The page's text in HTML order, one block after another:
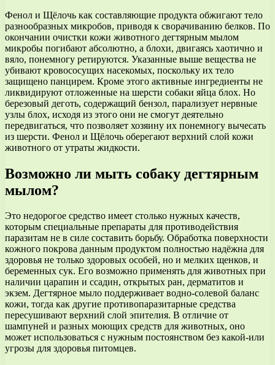
Фенол и Щёлочь как составляющие продукта обжигают тело
разнообразных микробов, приводя к сворачиванию белков. По
окончании очистки кожи животного дегтярным мылом
микробы погибают абсолютно, а блохи, двигаясь хаотично и
вяло, понемногу ретируются. Указанные выше вещества не
убивают кровососущих насекомых, поскольку их тело
защищено панцирем. Кроме этого активные ингредиенты не
ликвидируют отложенные на шерсти собаки яйца блох. Но
березовый деготь, содержащий бензол, парализует нервные
узлы блох, исходя из этого они не смогут деятельно
передвигаться, что позволяет хозяину их понемногу вычесать
из шерсти. Фенол и Щёлочь оберегают верхний слой кожи
животного от утраты жидкости.
Возможно ли мыть собаку дегтярным
мылом?
Это недорогое средство имеет столько нужных качеств,
которым специальные препараты для противодействия
паразитам не в силе составить борьбу. Обработка поверхности
кожного покрова данным продуктом полностью надёжна для
здоровья не только здоровых особей, но и мелких щенков, и
беременных сук. Его возможно применять для животных при
наличии царапин и ссадин, открытых ран, дерматитов и
экзем. Дегтярное мыло поддерживает водно-солевой баланс
кожи, тогда как другие противопаразитарные средства
пересушивают верхний слой эпителия. В отличие от
шампуней и разных моющих средств для животных, оно
может использоваться с нужным постоянством без какой-или
угрозы для здоровья питомцев.